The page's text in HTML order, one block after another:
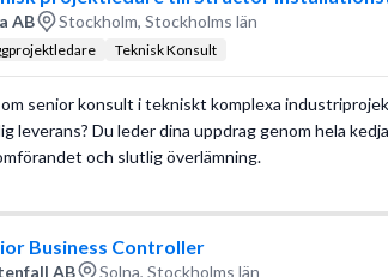
AB Stockholm, Stockholms län
Teknisk Konsult
senior konsult i tekniskt komplexa
leverans? Du leder dina uppdrag genom hela
och slutlig överlämning.
Business Controller
AB Solna, Stockholms län